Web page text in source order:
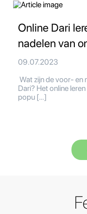
Online Dari
nadelen van
09.07.2023
Wat zijn de voor- en
Dari? Het online
popu […]